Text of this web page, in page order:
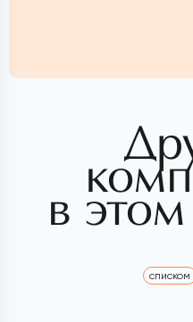
в
списком